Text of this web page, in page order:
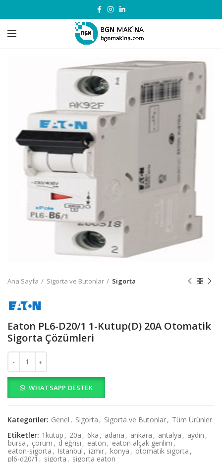
Ana Sayfa Sigorta ve Butonlar Sigorta
Eaton PL6-D20/1 1-Kutup(D) 20A Otomatik
Sigorta Çözümleri
Eaton PL6-D20/1 1-Kutup(D) 20A Otomatik Sigorta Çözümleri adet
WHATSAPP DESTEK
Kategoriler: Genel , Sigorta , Sigorta ve Butonlar, Tüm Ürünler
Etiketler: 1kutup , 20a , 6ka , adana , ankara , antalya , aydin ,
bursa , çorum , d eğrisi , eaton , eaton alçak gerilim ,
eaton-sigorta , Istanbul , izmir, konya , otomatik sigorta ,
pl6-d20/1 , sigorta , sigorta eaton